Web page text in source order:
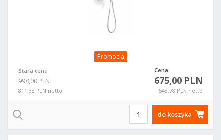
Promocja
Stara cena
998,00 PLN
811,38 PLN netto
Cena:
675,00 PLN
548,78 PLN netto
do koszyka